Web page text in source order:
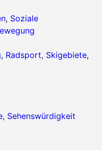
, Soziale
, Radsport, Skigebiete,
, Sehenswürdigkeit